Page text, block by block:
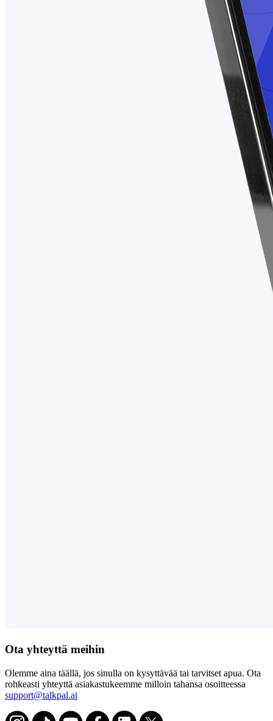
Ota yhteyttä meihin
Olemme aina täällä, jos sinulla on kysyttävää tai tarvitset apua. Ota
rohkeasti yhteyttä asiakastukeemme milloin tahansa osoitteessa
support@talkpal.ai